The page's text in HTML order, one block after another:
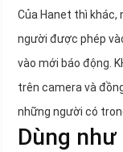
Của Hanet thì khác,
người được phép
vào mới báo động.
trên camera và
những người có
Dùng